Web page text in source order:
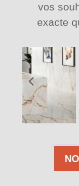
vos
exacte